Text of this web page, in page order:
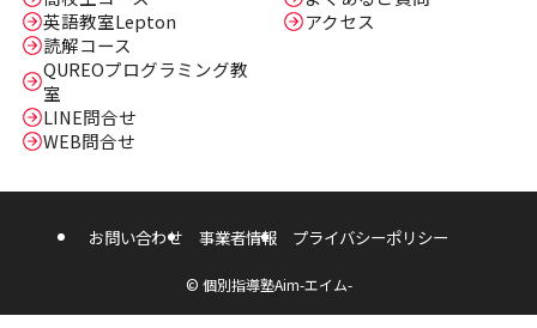
英語教室Lepton
読解コース
QUREOプログラミング教
室
アクセス
LINE問合せ
WEB問合せ
お問い合わせ 事業者情報 プライバシーポリシー
© 個別指導塾Aim-エイム-